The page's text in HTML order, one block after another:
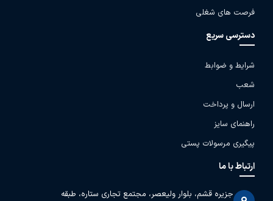
فرصت های شغلی
دسترسی سریع
شرایط و ضوابط
شعب
ارسال و پرداخت
راهنمای سایز
پیگیری مرسولات پستی
ارتباط با ما
جزیره قشم، بلوار ولیعصر، مجتمع تجاری ستاره، طبقه